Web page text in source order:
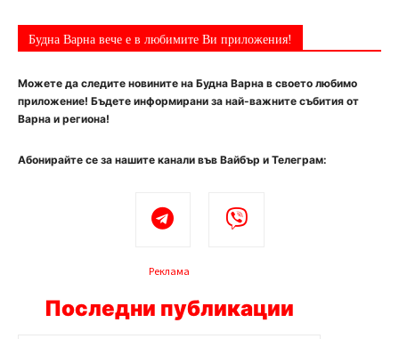
Будна Варна вече е в любимите Ви приложения!
Можете да следите новините на Будна Варна в своето любимо
приложение! Бъдете информирани за най-важните събития от
Варна и региона!
Абонирайте се за нашите канали във Вайбър и Телеграм:
Реклама
Последни публикации